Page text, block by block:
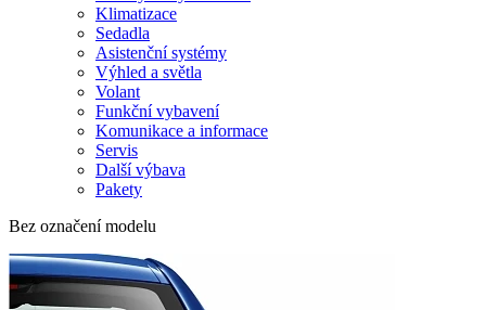
Klimatizace
Sedadla
Asistenční systémy
Výhled a světla
Volant
Funkční vybavení
Komunikace a informace
Servis
Další výbava
Pakety
Bez označení modelu